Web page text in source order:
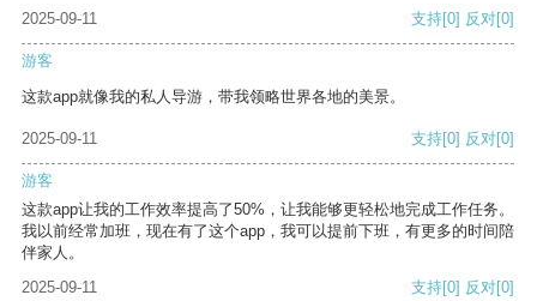
2025-09-11
支持[0] 反对[0]
游客
这款app就像我的私人导游，带我领略世界各地的美景。
2025-09-11 支持[0] 反对[0]
游客
这款app让我的工作效率提高了50%，让我能够更轻松地完成工作任务。
我以前经常加班，现在有了这个app，我可以提前下班，有更多的时间陪
伴家人。
2025-09-11
支持[0] 反对[0]